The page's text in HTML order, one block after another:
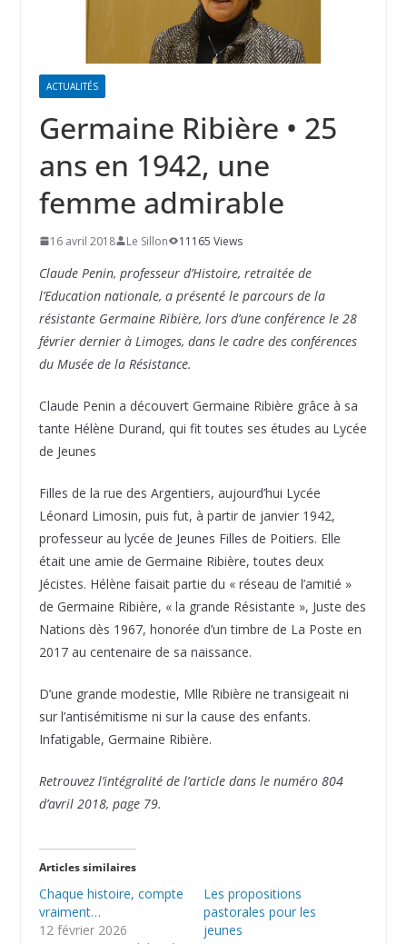
ACTUALITÉS
Germaine Ribière • 25
ans en 1942, une
femme admirable
16 avril 2018 Le Sillon 11165 Views
Claude Penin, professeur d’Histoire, retraitée de
l’Education nationale, a présenté le parcours de la
résistante Germaine Ribière, lors d’une conférence le 28
février dernier à Limoges, dans le cadre des conférences
du Musée de la Résistance.
Claude Penin a découvert Germaine Ribière grâce à sa
tante Hélène Durand, qui fit toutes ses études au Lycée
de Jeunes
Filles de la rue des Argentiers, aujourd’hui Lycée
Léonard Limosin, puis fut, à partir de janvier 1942,
professeur au lycée de Jeunes Filles de Poitiers. Elle
était une amie de Germaine Ribière, toutes deux
Jécistes. Hélène faisait partie du « réseau de l’amitié »
de Germaine Ribière, « la grande Résistante », Juste des
Nations dès 1967, honorée d’un timbre de La Poste en
2017 au centenaire de sa naissance.
D’une grande modestie, Mlle Ribière ne transigeait ni
sur l’antisémitisme ni sur la cause des enfants.
Infatigable, Germaine Ribière.
Retrouvez l’intégralité de l’article dans le numéro 804
d’avril 2018, page 79.
Articles similaires
Chaque histoire, compte
vraiment…
12 février 2026
Les propositions
pastorales pour les
jeunes